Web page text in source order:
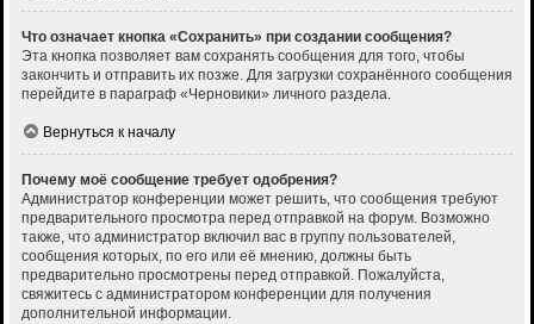
Что означает кнопка «Сохранить» при создании сообщения?
Эта кнопка позволяет вам сохранять сообщения для того, чтобы
закончить и отправить их позже. Для загрузки сохранённого сообщения
перейдите в параграф «Черновики» личного раздела.
Вернуться к началу
Почему моё сообщение требует одобрения?
Администратор конференции может решить, что сообщения требуют
предварительного просмотра перед отправкой на форум. Возможно
также, что администратор включил вас в группу пользователей,
сообщения которых, по его или её мнению, должны быть
предварительно просмотрены перед отправкой. Пожалуйста,
свяжитесь с администратором конференции для получения
дополнительной информации.